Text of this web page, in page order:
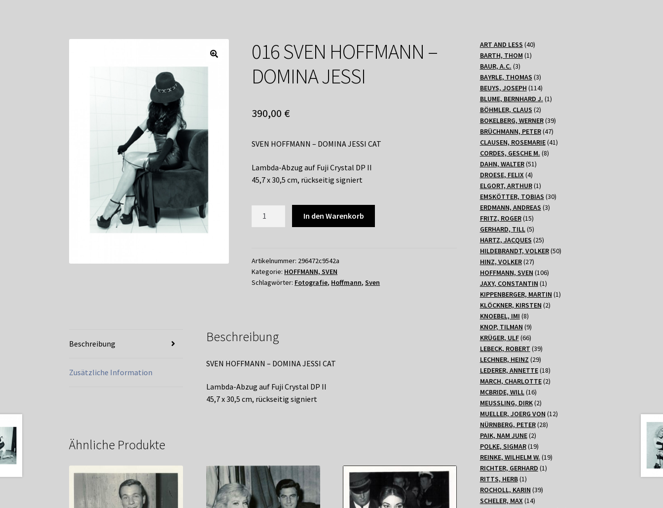
016 SVEN HOFFMANN –
DOMINA JESSI
390,00 €
SVEN HOFFMANN – DOMINA JESSI CAT
Lambda-Abzug auf Fuji Crystal DP II
45,7 x 30,5 cm, rückseitig signiert
DOMINA
JESSI
Menge
In den Warenkorb
Artikelnummer: 296472c9542a
Kategorie: HOFFMANN, SVEN
Schlagwörter: Fotografie, Hoffmann,Sven
Beschreibung
Zusätzliche Information
Beschreibung
SVEN HOFFMANN – DOMINA JESSI CAT
Lambda-Abzug auf Fuji Crystal DP II
45,7 x 30,5 cm, rückseitig signiert
Ähnliche Produkte
ART AND LESS 4040
BARTH, THOM 11
BAUR, A.C. 33
Produkte
BAYRLE, THOMAS 33
Produkte
BEUYS, JOSEPH 114114
Produkte
BLUME, BERNHARD J. 11
BÖHMLER, CLAUS 22
Produkte
BOKELBERG, WERNER 3939
BRÜCHMANN, PETER 4747
Produkte
CLAUSEN, ROSEMARIE 4141
CORDES, GESCHE M. 88
DAHN, WALTER 5151
DROESE, FELIX 44
Produkte
ELGORT, ARTHUR 11
Produkt
EMSKÖTTER, TOBIAS 3030
ERDMANN, ANDREAS 33
FRITZ, ROGER 1515
Produkte
GERHARD, TILL 55
Produkte
HARTZ, JACQUES 2525
Produkte
HILDEBRANDT, VOLKER 5050
HINZ, VOLKER 2727
Produkte
HOFFMANN, SVEN 106106
Produkte
JAXY, CONSTANTIN 11
Produkt
KIPPENBERGER, MARTIN 11
KLÖCKNER, KIRSTEN 22
KNOEBEL, IMI 88
Produkte
KNOP, TILMAN 99
Produkte
KRÜGER, ULF 6666
Produkte
LEBECK, ROBERT 3939
Produkte
LECHNER, HEINZ 2929
Produkte
LEDERER, ANNETTE 1818
Produkte
MARCH, CHARLOTTE 22
MCBRIDE, WILL 1616
Produkte
MEUSSLING, DIRK 22
Produkte
MUELLER, JOERG VON 1212
NÜRNBERG, PETER 2828
PAIK, NAM JUNE 22
Produkte
POLKE, SIGMAR 1919
Produkte
REINKE, WILHELM W. 1919
RICHTER, GERHARD 11
RITTS, HERB 11
Produkt
ROCHOLL, KARIN 3939
SCHELER, MAX 1414